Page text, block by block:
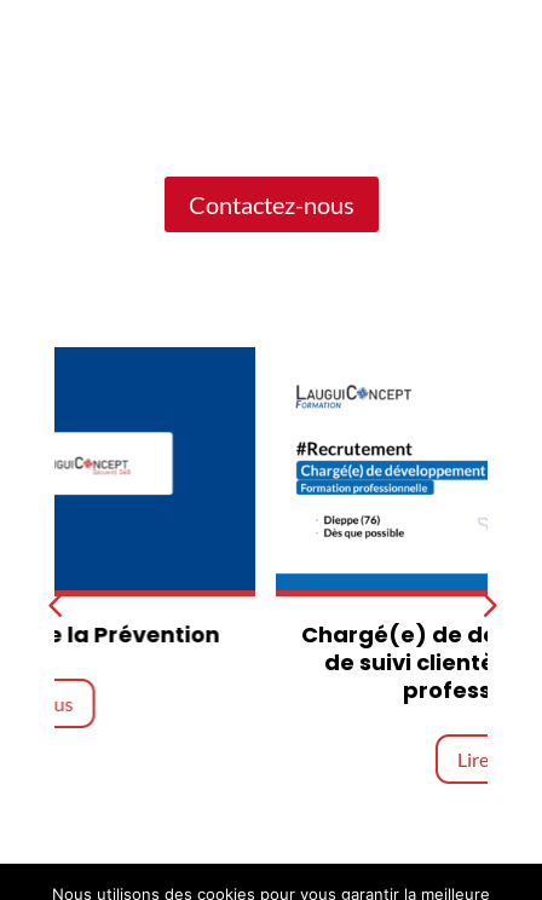
Contactez-nous
Chargé(e) de développement et
de suivi clientèle – Formation
Nous utilisons des cookies pour vous garantir la meilleure